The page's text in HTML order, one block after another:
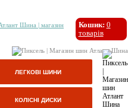
Кошик: 0
товарів
ЛЕГКОВІ ШИНИ
КОЛІСНІ ДИСКИ